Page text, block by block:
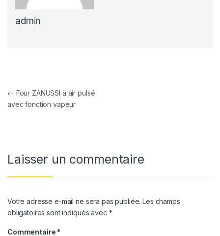
admin
Navigation de l’article
← Four ZANUSSI à air pulsé
avec fonction vapeur
Laisser un commentaire
Votre adresse e-mail ne sera pas publiée. Les champs
obligatoires sont indiqués avec *
Commentaire *